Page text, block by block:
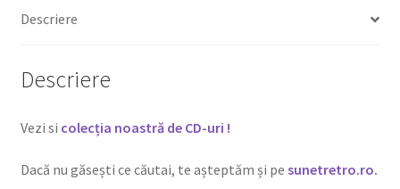
Descriere
Descriere
Vezi si colecția noastră de CD-uri !
Dacă nu găsești ce căutai, te așteptăm și pe sunetretro.ro.